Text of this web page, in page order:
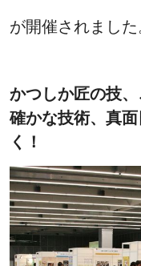
が開催されました
かつしか匠の技、
確かな技術、真
く！